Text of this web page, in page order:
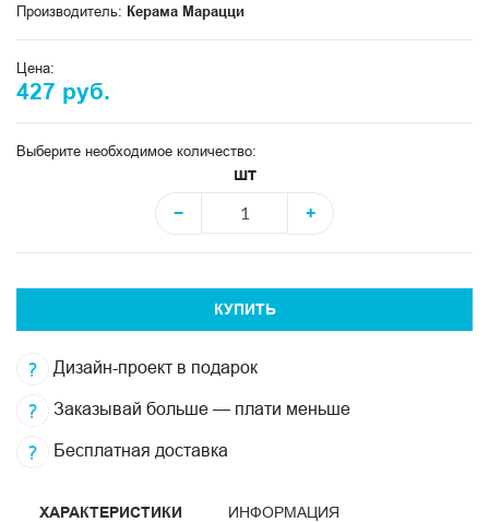
Производитель: Керама Марацци
Цена:
427 руб.
Выберите необходимое количество:
шт
−
+
КУПИТЬ
Дизайн-проект в подарок
Заказывай больше — плати меньше
Бесплатная доставка
ХАРАКТЕРИСТИКИ ИНФОРМАЦИЯ